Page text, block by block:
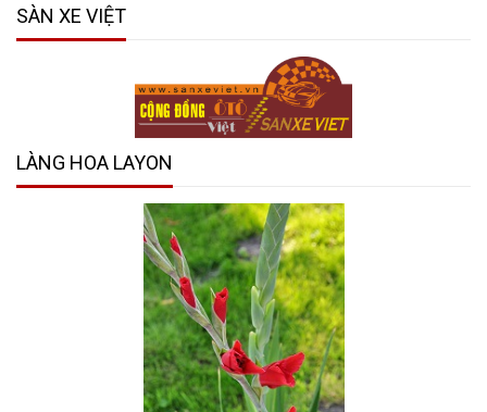
SÀN XE VIỆT
LÀNG HOA LAYON